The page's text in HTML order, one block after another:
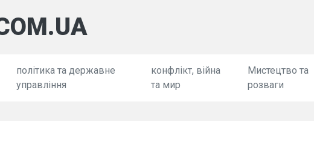
політика та державне
управління
конфлікт, війна
та мир
Мистецтво та
розваги